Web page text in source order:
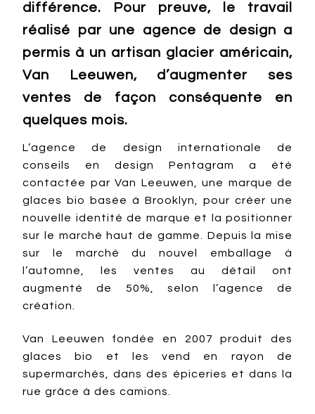
différence. Pour preuve, le travail
réalisé par une agence de design a
permis à un artisan glacier américain,
Van Leeuwen, d’augmenter ses
ventes de façon conséquente en
quelques mois.
L’agence de design internationale de
conseils en design Pentagram a été
contactée par Van Leeuwen, une marque de
glaces bio basée à Brooklyn, pour créer une
nouvelle identité de marque et la positionner
sur le marché haut de gamme. Depuis la mise
sur le marché du nouvel emballage à
l’automne, les ventes au détail ont
augmenté de 50%, selon l’agence de
création.
Van Leeuwen fondée en 2007 produit des
glaces bio et les vend en rayon de
supermarchés, dans des épiceries et dans la
rue grâce à des camions.